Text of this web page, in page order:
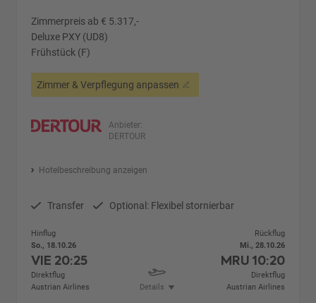
Zimmerpreis ab € 5.317,-
Deluxe PXY (UD8)
Frühstück (F)
Zimmer & Verpflegung anpassen
Anbieter:
DERTOUR
Hotelbeschreibung anzeigen
Transfer Optional: Flexibel stornierbar
Hinflug
So., 18.10.26
VIE 20:25
Direktflug
Austrian Airlines
Details
Rückflug
Mi., 28.10.26
MRU 10:20
Direktflug
Austrian Airlines